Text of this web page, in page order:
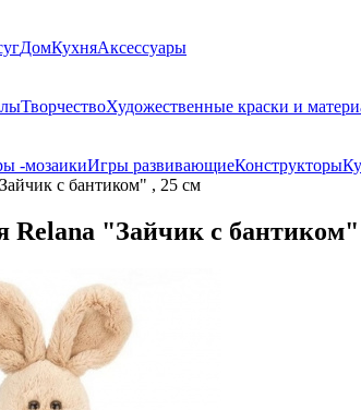
ДомКухняАксессуары
ТворчествоХудожественные краски и
-мозаикиИгры развивающиеКонструкторы
с бантиком" , 25 см
Relana "Зайчик с бантиком"